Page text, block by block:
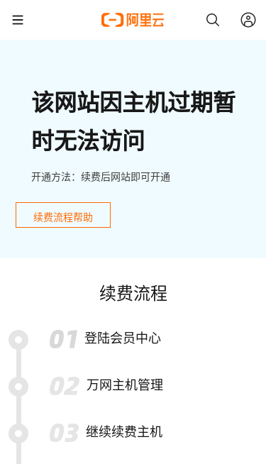
该网站因主机过期暂
时无法访问
开通方法：续费后网站即可开通
续费流程帮助
续费流程
登陆会员中心
万网主机管理
继续续费主机